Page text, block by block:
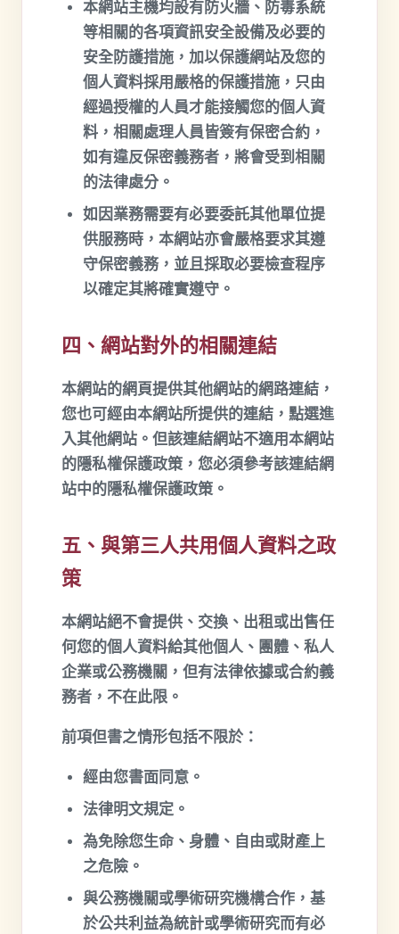
本網站主機均設有防火牆、防毒系統
等相關的各項資訊安全設備及必要的
安全防護措施，加以保護網站及您的
個人資料採用嚴格的保護措施，只由
經過授權的人員才能接觸您的個人資
料，相關處理人員皆簽有保密合約，
如有違反保密義務者，將會受到相關
的法律處分。
如因業務需要有必要委託其他單位提
供服務時，本網站亦會嚴格要求其遵
守保密義務，並且採取必要檢查程序
以確定其將確實遵守。
四、網站對外的相關連結
本網站的網頁提供其他網站的網路連結，
您也可經由本網站所提供的連結，點選進
入其他網站。但該連結網站不適用本網站
的隱私權保護政策，您必須參考該連結網
站中的隱私權保護政策。
五、與第三人共用個人資料之政
策
本網站絕不會提供、交換、出租或出售任
何您的個人資料給其他個人、團體、私人
企業或公務機關，但有法律依據或合約義
務者，不在此限。
前項但書之情形包括不限於：
經由您書面同意。
法律明文規定。
為免除您生命、身體、自由或財產上
之危險。
與公務機關或學術研究機構合作，基
於公共利益為統計或學術研究而有必